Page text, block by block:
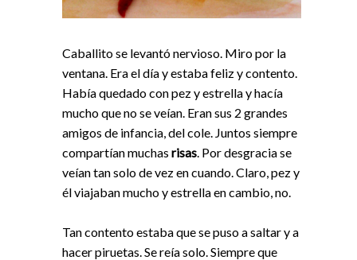
Caballito se levantó nervioso. Miro por la
ventana. Era el día y estaba feliz y contento.
Había quedado con pez y estrella y hacía
mucho que no se veían. Eran sus 2 grandes
amigos de infancia, del cole. Juntos siempre
compartían muchas risas . Por desgracia se
veían tan solo de vez en cuando. Claro, pez y
él viajaban mucho y estrella en cambio, no.
Tan contento estaba que se puso a saltar y a
hacer piruetas. Se reía solo. Siempre que